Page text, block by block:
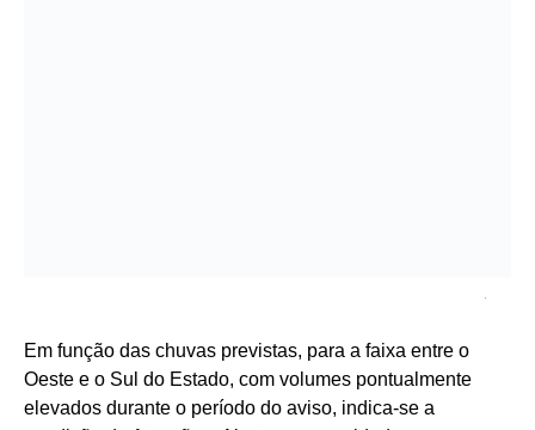
.
Em função das chuvas previstas, para a faixa entre o
Oeste e o Sul do Estado, com volumes pontualmente
elevados durante o período do aviso, indica-se a